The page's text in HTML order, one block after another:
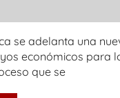
se adelanta una
económicos para
que se